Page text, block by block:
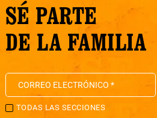
SÉ PARTE
DE LA FAMILIA
TODAS LAS SECCIONES